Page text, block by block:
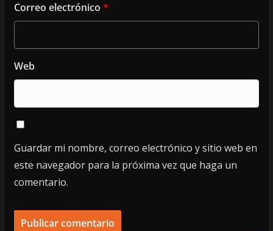
Correo electrónico *
Web
Guardar mi nombre, correo electrónico y sitio web en
este navegador para la próxima vez que haga un
comentario.